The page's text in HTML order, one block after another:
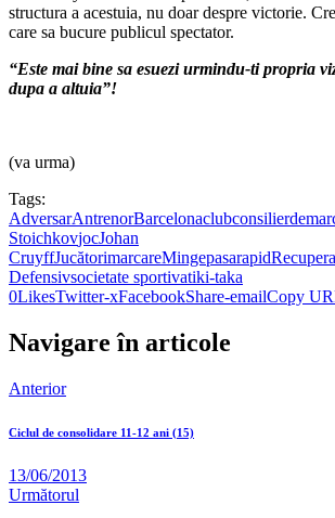
structura a acestuia, nu doar despre victorie.
care sa bucure publicul spectator.
“Este mai bine sa esuezi urmindu-ti propria
dupa a altuia”!
Johan
(va urma)
Tags:
AdversarAntrenorBarcelonaclubconsilier
StoichkovjocJohan
CruyffJucătorimarcareMingepasarapid
Defensivsocietate sportivatiki-taka
0LikesTwitter-xFacebookShare-emailCopy
Navigare în articole
Anterior
Ciclul de consolidare 11-12 ani (15)
13/06/2013
Următorul